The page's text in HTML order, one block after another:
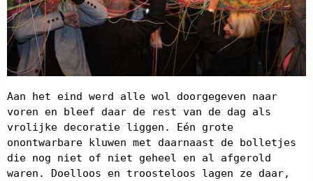
Aan het eind werd alle wol doorgegeven naar
voren en bleef daar de rest van de dag als
vrolijke decoratie liggen. Eén grote
onontwarbare kluwen met daarnaast de bolletjes
die nog niet of niet geheel en al afgerold
waren. Doelloos en troosteloos lagen ze daar,